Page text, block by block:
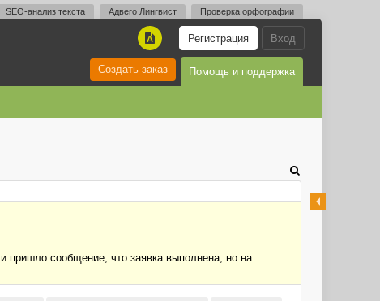
SEO-анализ текста Адвего Лингвист Проверка орфографии
Вход
Регистрация
A
Помощь и поддержка
Создать заказ
пришло сообщение, что заявка выполнена, но на